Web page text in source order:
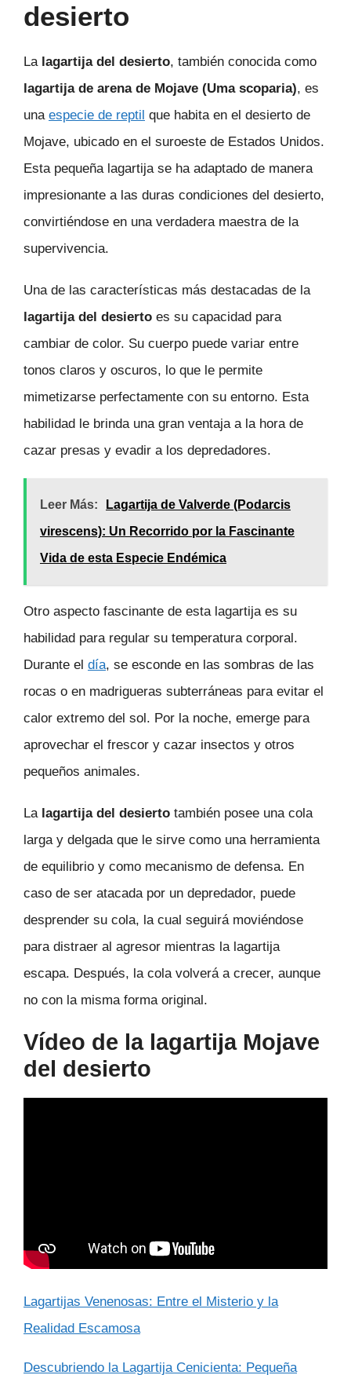
desierto
La lagartija del desierto, también conocida como
lagartija de arena de Mojave (Uma scoparia), es
una especie de reptil que habita en el desierto de
Mojave, ubicado en el suroeste de Estados Unidos.
Esta pequeña lagartija se ha adaptado de manera
impresionante a las duras condiciones del desierto,
convirtiéndose en una verdadera maestra de la
supervivencia.
Una de las características más destacadas de la
lagartija del desierto es su capacidad para
cambiar de color. Su cuerpo puede variar entre
tonos claros y oscuros, lo que le permite
mimetizarse perfectamente con su entorno. Esta
habilidad le brinda una gran ventaja a la hora de
cazar presas y evadir a los depredadores.
Leer Más:
Lagartija de Valverde (Podarcis
virescens): Un Recorrido por la Fascinante
Vida de esta Especie Endémica
Otro aspecto fascinante de esta lagartija es su
habilidad para regular su temperatura corporal.
Durante el día, se esconde en las sombras de las
rocas o en madrigueras subterráneas para evitar el
calor extremo del sol. Por la noche, emerge para
aprovechar el frescor y cazar insectos y otros
pequeños animales.
La lagartija del desierto también posee una cola
larga y delgada que le sirve como una herramienta
de equilibrio y como mecanismo de defensa. En
caso de ser atacada por un depredador, puede
desprender su cola, la cual seguirá moviéndose
para distraer al agresor mientras la lagartija
escapa. Después, la cola volverá a crecer, aunque
no con la misma forma original.
Vídeo de la lagartija Mojave
del desierto
Lagartijas Venenosas: Entre el Misterio y la
Realidad Escamosa
Descubriendo la Lagartija Cenicienta: Pequeña